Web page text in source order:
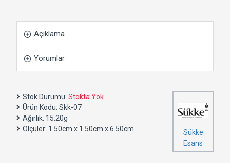
Açıklama
Yorumlar
Stok Durumu: Stokta Yok
Ürün Kodu: Skk-07
Ağırlık: 15.20g
Ölçüler: 1.50cm x 1.50cm x 6.50cm
Sükke
Esans